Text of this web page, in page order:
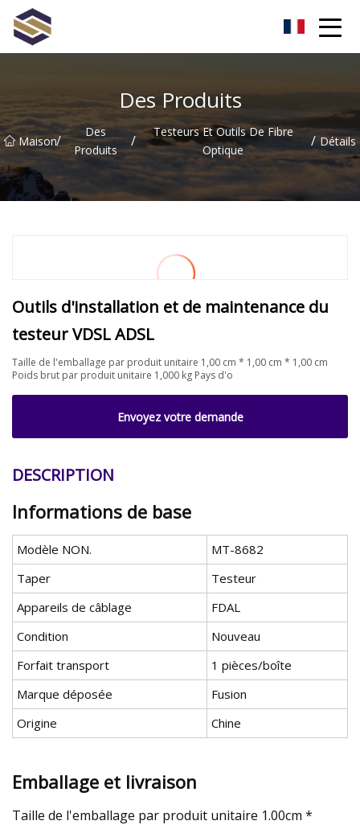
Des Produits
Maison/
Des
Produits
/
Testeurs Et Outils De Fibre
Optique
/ Détails
Outils d'installation et de maintenance du
testeur VDSL ADSL
Taille de l'emballage par produit unitaire 1,00 cm * 1,00 cm * 1,00 cm
Poids brut par produit unitaire 1,000 kg Pays d'o
Envoyez votre demande
DESCRIPTION
Informations de base
Modèle NON.
MT-8682
Taper
Testeur
Appareils de câblage
FDAL
Condition
Nouveau
Forfait transport
1 pièces/boîte
Marque déposée
Fusion
Origine
Chine
Emballage et livraison
Taille de l'emballage par produit unitaire 1.00cm *